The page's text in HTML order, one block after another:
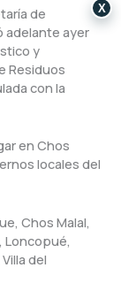
de
adelante ayer
y
Residuos
con la
en Chos
locales del
Chos Malal,
Loncopué,
del
X